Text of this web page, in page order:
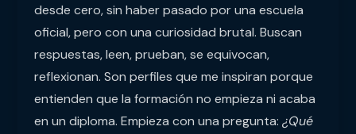
desde cero, sin haber pasado por una escuela
oficial, pero con una curiosidad brutal. Buscan
respuestas, leen, prueban, se equivocan,
reflexionan. Son perfiles que me inspiran porque
entienden que la formación no empieza ni acaba
en un diploma. Empieza con una pregunta: ¿Qué